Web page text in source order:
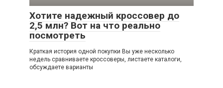
Хотите надежный кроссовер до
2,5 млн? Вот на что реально
посмотреть
Краткая история одной покупки Вы уже несколько
недель сравниваете кроссоверы, листаете каталоги,
обсуждаете варианты